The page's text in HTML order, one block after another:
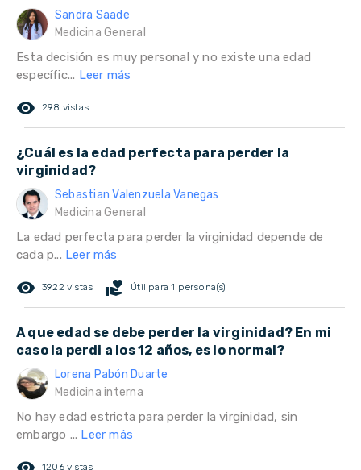
Sandra Saade
Medicina General
Esta decisión es muy personal y no existe una edad
específic... Leer más
remove_red_eye 298 vistas
¿Cuál es la edad perfecta para perder la
virginidad?
Sebastian Valenzuela Vanegas
Medicina General
La edad perfecta para perder la virginidad depende de
cada p... Leer más
remove_red_eye 3922 vistas volunteer_activism Útil para 1 persona(s)
A que edad se debe perder la virginidad? En mi
caso la perdi a los 12 años, es lo normal?
Lorena Pabón Duarte
Medicina interna
No hay edad estricta para perder la virginidad, sin
embargo ... Leer más
1206 vistas